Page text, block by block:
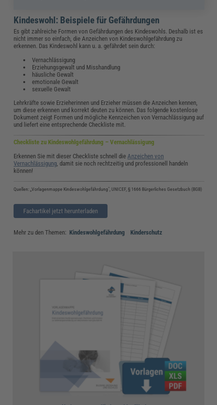
Kindeswohl: Beispiele für Gefährdungen
Es gibt zahlreiche Formen von Gefährdungen des Kindeswohls. Deshalb ist es
nicht immer so einfach, die Anzeichen von Kindeswohlgefährdung zu
erkennen. Das Kindeswohl kann u. a. gefährdet sein durch:
Vernachlässigung
Erziehungsgewalt und Misshandlung
häusliche Gewalt
emotionale Gewalt
sexuelle Gewalt
Lehrkräfte sowie Erzieherinnen und Erzieher müssen die Anzeichen kennen,
um diese erkennen und korrekt deuten zu können. Das folgende kostenlose
Dokument zeigt Formen und mögliche Kennzeichen von Vernachlässigung auf
und liefert eine entsprechende Checkliste mit.
Checkliste zu Kindeswohlgefährdung – Vernachlässigung
Erkennen Sie mit dieser Checkliste schnell dieAnzeichen von
Vernachlässigung, damit sie noch rechtzeitig und professionell handeln
können!
Quellen: „Vorlagenmappe Kindeswohlgefährdung", UNICEF, § 1666 Bürgerliches Gesetzbuch (BGB)
Fachartikel jetzt herunterladen
Mehr zu den Themen: Kindeswohlgefährdung Kinderschutz